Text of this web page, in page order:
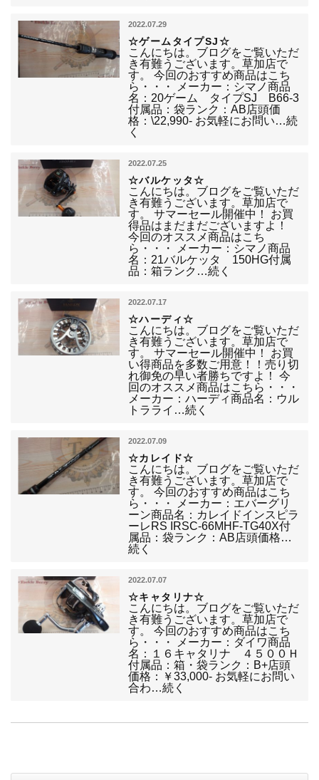
2022.07.29
☆ゲームタイプSJ☆
こんにちは。ブログをご覧いただ
き有難うございます。草加店で
す。 今回のおすすめ商品はこち
ら・・・ メーカー：シマノ商品
名：20ゲーム タイプSJ B66-3
付属品：袋ランク：AB店頭価
格：\22,990- お気軽にお問い…続
く
2022.07.25
☆バルケッタ☆
こんにちは。ブログをご覧いただ
き有難うございます。草加店で
す。 サマーセール開催中！ お買
得品はまだまだございますよ！
今回のオススメ商品はこち
ら・・・ メーカー：シマノ商品
名：21バルケッタ 150HG付属
品：箱ランク…続く
2022.07.17
☆ハーディ☆
こんにちは。ブログをご覧いただ
き有難うございます。草加店で
す。 サマーセール開催中！ お買
い得商品を多数ご用意！！売り切
れ御免の早い者勝ちですよ！ 今
回のオススメ商品はこちら・・・
メーカー：ハーディ商品名：ウル
トラライ…続く
2022.07.09
☆カレイド☆
こんにちは。ブログをご覧いただ
き有難うございます。草加店で
す。 今回のおすすめ商品はこち
ら・・・ メーカー：エバーグリ
ーン商品名：カレイドインスピラ
ーレRS IRSC-66MHF-TG40X付
属品：袋ランク：AB店頭価格…
続く
2022.07.07
☆キャタリナ☆
こんにちは。ブログをご覧いただ
き有難うございます。草加店で
す。 今回のおすすめ商品はこち
ら・・・ メーカー：ダイワ商品
名：１６キャタリナ ４５００Ｈ
付属品：箱・袋ランク：B+店頭
価格：￥33,000- お気軽にお問い
合わ…続く